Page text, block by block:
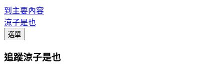
到主要內容
涼子是也
選單
追蹤涼子是也